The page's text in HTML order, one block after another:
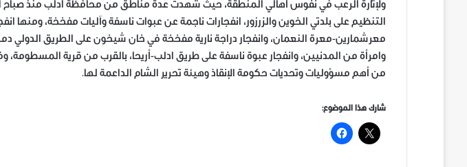
ولإثارة الرعب في نفوس أهالي المنطقة، حيث شهدت عدة مناطق من محافظة ادلب منذ صباح
التنظيم على بلدتي الخوين والزرزور، انفجارات ناجمة عن عبوات ناسفة وآليات مفخخة، ومنها
معرشمارين-معرة النعمان، وانفجار دراجة نارية مفخخة في خان شيخون على الطريق الدولي
وامرأة من المدنيين، وانفجار عبوة ناسفة على طريق ادلب-أريحا، بالقرب من قرية المسطومة،
من أهم مسؤوليات وتحديات حكومة الإنقاذ وهيئة تحرير الشام الداعمة لها.
شارك هذا الموضوع: